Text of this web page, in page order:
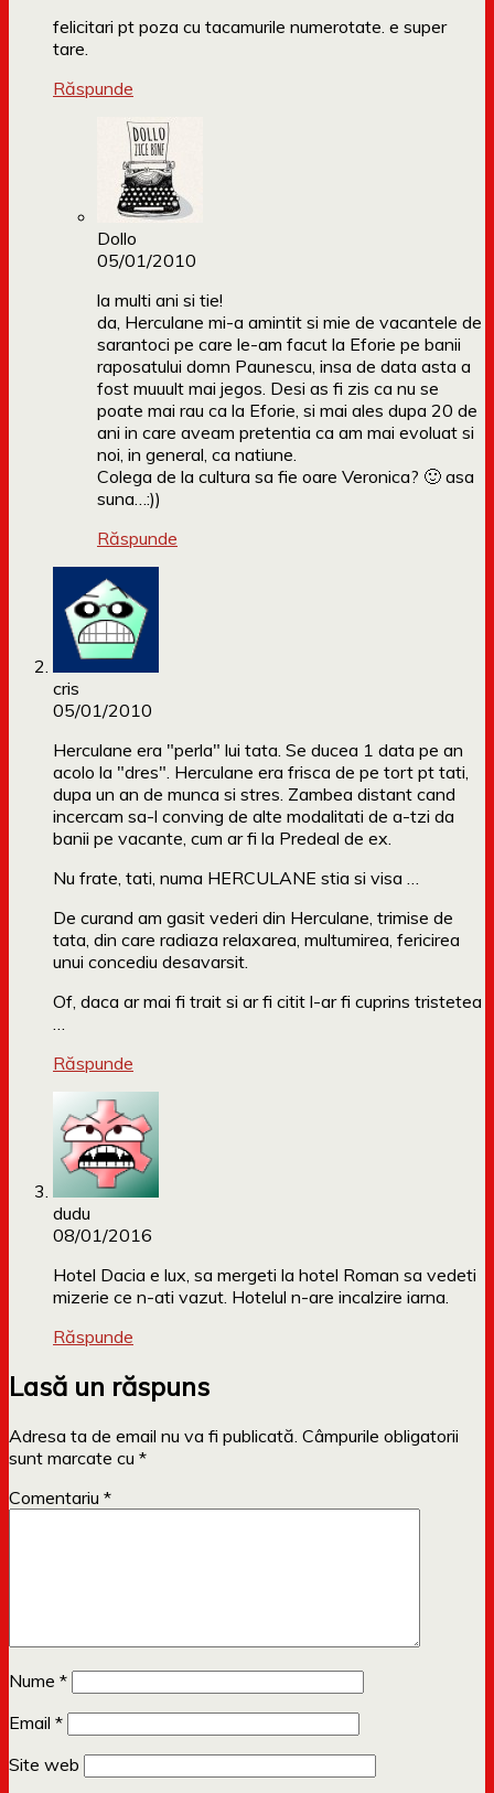
felicitari pt poza cu tacamurile numerotate. e super
tare.
Răspunde
Dollo
05/01/2010
la multi ani si tie!
da, Herculane mi-a amintit si mie de vacantele de
sarantoci pe care le-am facut la Eforie pe banii
raposatului domn Paunescu, insa de data asta a
fost muuult mai jegos. Desi as fi zis ca nu se
poate mai rau ca la Eforie, si mai ales dupa 20 de
ani in care aveam pretentia ca am mai evoluat si
noi, in general, ca natiune.
Colega de la cultura sa fie oare Veronica? 🙂 asa
suna…:))
Răspunde
cris
05/01/2010
Herculane era "perla" lui tata. Se ducea 1 data pe an
acolo la "dres". Herculane era frisca de pe tort pt tati,
dupa un an de munca si stres. Zambea distant cand
incercam sa-l conving de alte modalitati de a-tzi da
banii pe vacante, cum ar fi la Predeal de ex.
Nu frate, tati, numa HERCULANE stia si visa …
De curand am gasit vederi din Herculane, trimise de
tata, din care radiaza relaxarea, multumirea, fericirea
unui concediu desavarsit.
Of, daca ar mai fi trait si ar fi citit l-ar fi cuprins tristetea
…
Răspunde
dudu
08/01/2016
Hotel Dacia e lux, sa mergeti la hotel Roman sa vedeti
mizerie ce n-ati vazut. Hotelul n-are incalzire iarna.
Răspunde
Lasă un răspuns
Adresa ta de email nu va fi publicată. Câmpurile obligatorii
sunt marcate cu *
Comentariu *
Nume *
Email *
Site web